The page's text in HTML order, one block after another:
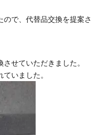
で、代替品交換を提案さ
せていただきました。
いました。